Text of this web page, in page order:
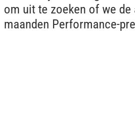
om uit te zoeken of we
maanden Performance-